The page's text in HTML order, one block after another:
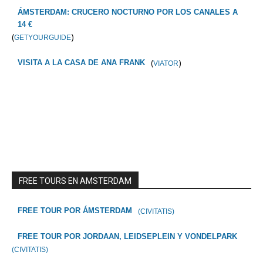
ÁMSTERDAM: CRUCERO NOCTURNO POR LOS CANALES A
14 €
(GETYOURGUIDE)
VISITA A LA CASA DE ANA FRANK (VIATOR)
FREE TOURS EN AMSTERDAM
FREE TOUR POR ÁMSTERDAM (CIVITATIS)
FREE TOUR POR JORDAAN, LEIDSEPLEIN Y VONDELPARK
(CIVITATIS)